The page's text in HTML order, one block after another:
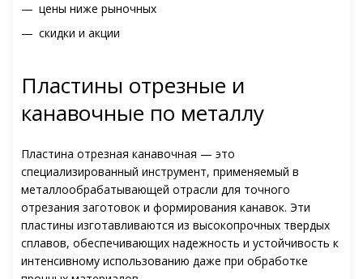
цены ниже рыночных
скидки и акции
Пластины отрезные и
канавочные по металлу
Пластина отрезная канавочная — это
специализированный инструмент, применяемый в
металлообрабатывающей отрасли для точного
отрезания заготовок и формирования канавок. Эти
пластины изготавливаются из высокопрочных твердых
сплавов, обеспечивающих надежность и устойчивость к
интенсивному использованию даже при обработке